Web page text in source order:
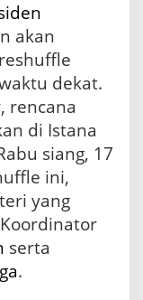
akan
dekat.
rencana
di Istana
siang, 17
ini,
yang
serta
.